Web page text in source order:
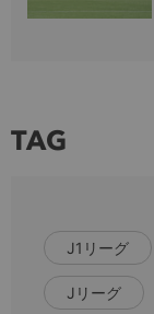
TAG
J1リーグ
Jリーグ